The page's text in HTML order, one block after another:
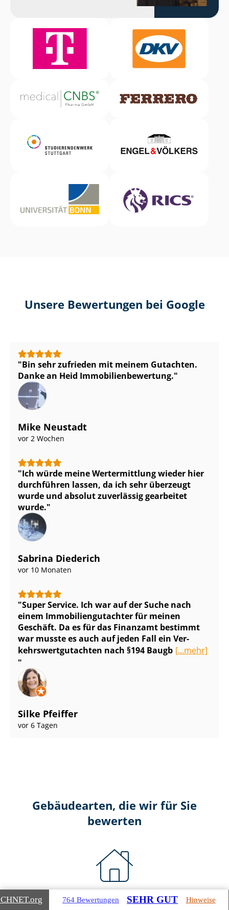
Unsere Bewertungen bei Google
Bin sehr zufrieden mit meinem Gutachten.
Danke an Heid Im­mo­bi­li­en­be­wer­tung.
Mike Neustadt
vor 2 Wochen
Ich würde meine Wertermittlung wieder hier
durchführen lassen, da ich sehr überzeugt
wurde und absolut zuverlässig gearbeitet
wurde.
Sabrina Diederich
vor 10 Monaten
Super Service. Ich war auf der Suche nach
einem Im­mo­bi­li­en­gut­ach­ter für meinen
Geschäft. Da es für das Finanzamt bestimmt
war musste es auch auf jeden Fall ein Ver­
kehrs­wert­gut­ach­ten nach §194 Baugb [...mehr]
Silke Pfeiffer
vor 6 Tagen
Gebäudearten, die wir für Sie
bewerten
Wohnimmobilien
.org 764 Bewertungen SEHR GUT Hinweise